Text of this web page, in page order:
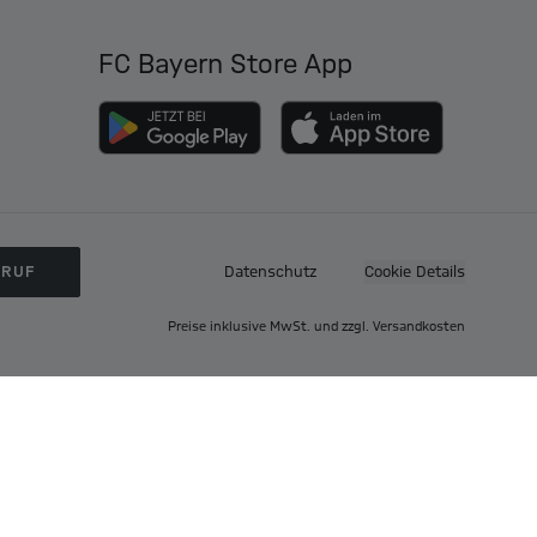
FC Bayern Store App
Datenschutz Cookie Details
Preise inklusive MwSt. und zzgl. Versandkosten